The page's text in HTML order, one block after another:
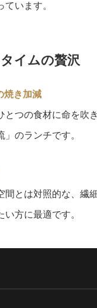
います。
イムの贅沢
焼き加減
とつの食材に命を吹
のランチです。
間とは対照的な、繊
方に最適です。